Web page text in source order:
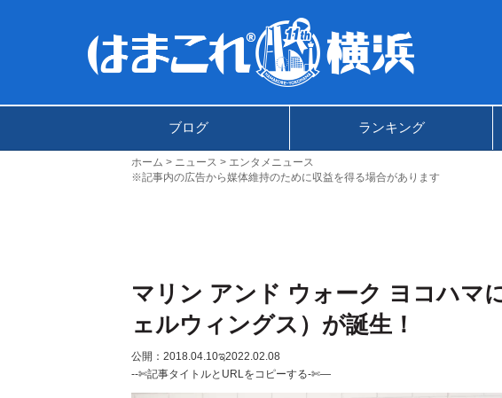
ブログ ランキング
ホーム ニュース
エンタメニュース
※記事内の広告から媒体維持のために収益を得る場合があります
マリン アンド ウォーク ヨコハマ
ェルウィングス）が誕生！
公開：2018.04.10ಇ2022.02.08
--✄記事タイトルとURLをコピーする-✄—